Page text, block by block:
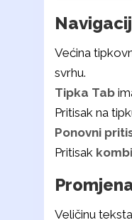
Većina
svrhu.
Tipka Tab
Pritisak na
Ponovni
Pritisak
Veličinu